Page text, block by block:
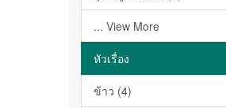
... View More
หัวเรื่อง
ข้าว (4)